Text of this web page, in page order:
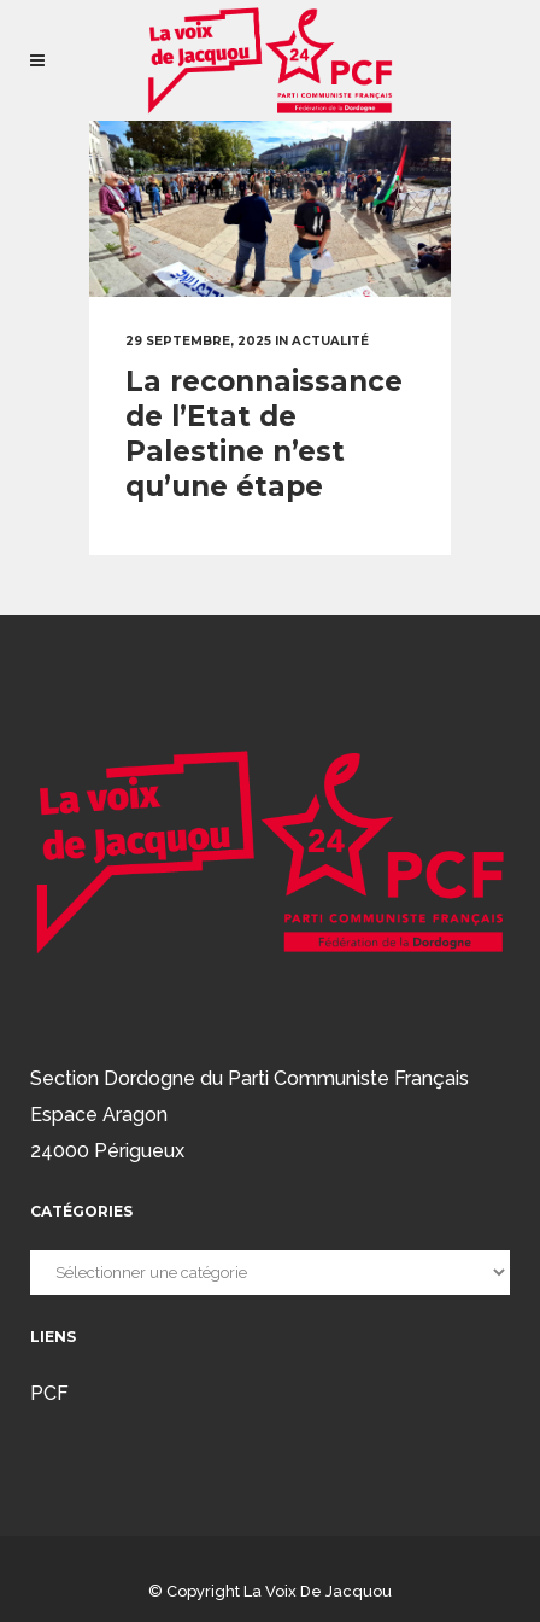
29 SEPTEMBRE, 2025 IN ACTUALITÉ
La reconnaissance
de l’Etat de
Palestine n’est
qu’une étape
Section Dordogne du Parti Communiste Français
Espace Aragon
24000 Périgueux
CATÉGORIES
Catégories
LIENS
PCF
© Copyright La Voix De Jacquou